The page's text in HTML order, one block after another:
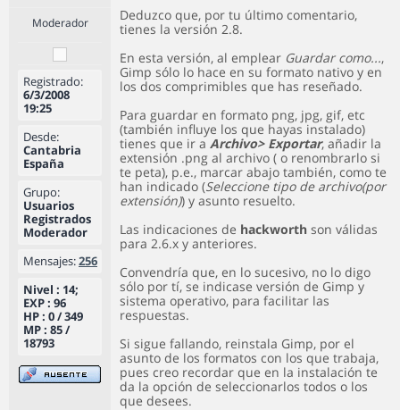
Moderador
Registrado:
6/3/2008
19:25
Desde:
Cantabria
España
Grupo:
Usuarios
Registrados
Moderador
Mensajes:256
Nivel : 14;
EXP : 96
HP : 0 / 349
MP : 85 /
18793
Deduzco que, por tu último comentario,
tienes la versión 2.8.
En esta versión, al emplear Guardar como...,
Gimp sólo lo hace en su formato nativo y en
los dos comprimibles que has reseñado.
Para guardar en formato png, jpg, gif, etc
(también influye los que hayas instalado)
tienes que ir a Archivo> Exportar, añadir la
extensión .png al archivo ( o renombrarlo si
te peta), p.e., marcar abajo también, como te
han indicado (Seleccione tipo de archivo(por
extensión)) y asunto resuelto.
Las indicaciones de hackworth son válidas
para 2.6.x y anteriores.
Convendría que, en lo sucesivo, no lo digo
sólo por tí, se indicase versión de Gimp y
sistema operativo, para facilitar las
respuestas.
Si sigue fallando, reinstala Gimp, por el
asunto de los formatos con los que trabaja,
pues creo recordar que en la instalación te
da la opción de seleccionarlos todos o los
que desees.